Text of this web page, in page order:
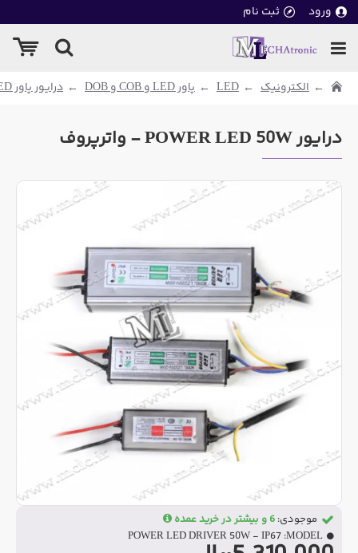
ورود ثبت نام
الکترونیک LED پاور LED و COB و DOB درایور پاور LED
درایور POWER LED 50W - واترپروف
موجودی: 6 و بیشتر در خرید عمده
MODEL:
POWER LED DRIVER 50W - IP67